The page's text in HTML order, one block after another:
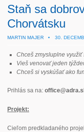
Staň sa
Chorvátsku
MARTIN MAJER • 30.
Chceš zmysluplne
Vieš venovať jeden
Chceš si vyskúšať ako
Prihlás sa na:
Projekt:
Cieľom predkladaného